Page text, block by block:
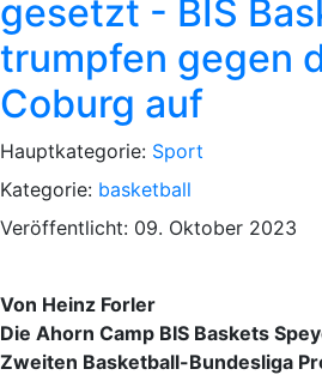
gesetzt - BIS
trumpfen gegen
Coburg auf
Hauptkategorie: Sport
Kategorie: basketball
Veröffentlicht: 09. Oktober 2023
Von Heinz Forler
Die Ahorn Camp BIS Baskets
Zweiten Basketball-Bundesliga